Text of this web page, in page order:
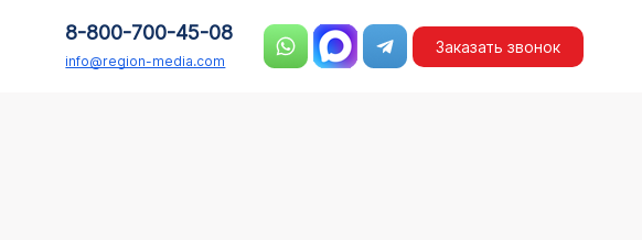
8-800-700-45-08
info@region-media.com
Заказать звонок